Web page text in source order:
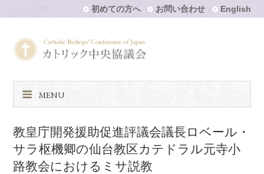
初めての方へ お問い合わせ English
MENU
教皇庁開発援助促進評議会議長ロベール・
サラ枢機卿の仙台教区カテドラル元寺小
路教会におけるミサ説教